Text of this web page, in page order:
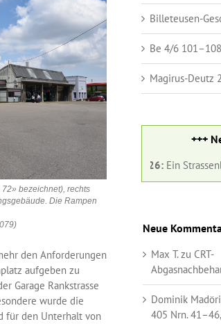
bezeichnet), rechts
Die Rampen
den Anforderungen
aufgeben zu
Garage Rankstrasse
wurde die
für den Unterhalt von
Billeteusen-
Be 4/6 101–108
Magirus-Deutz
+++
1. August 2026: Ein Strassenbahnwagen (Be
Neue
Max T.zu CRT-
Dominik
405 Nrn.